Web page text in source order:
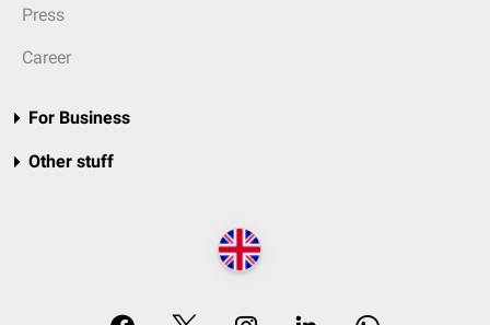
Press
Career
For Business
Other stuff